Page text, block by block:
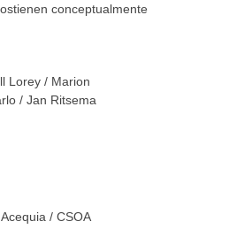
conceptualmente
Lorey / Marion
/ Jan Ritsema
/ CSOA